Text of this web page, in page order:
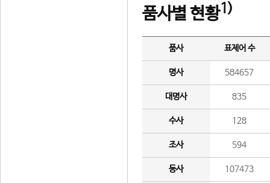
품사별 현황1)
품사 표제어 수
명사 584657
대명사 835
수사 128
조사 594
동사 107473